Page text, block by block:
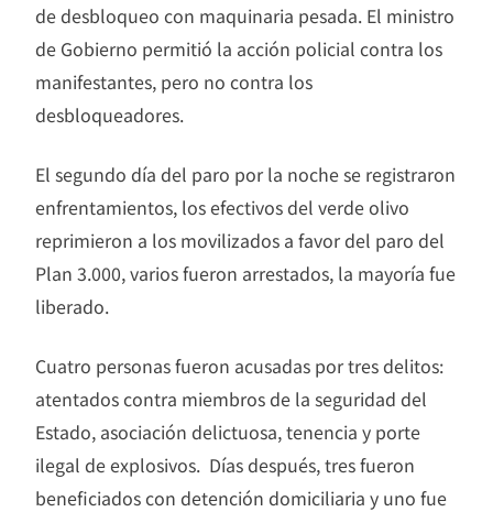
de desbloqueo con maquinaria pesada. El ministro
de Gobierno permitió la acción policial contra los
manifestantes, pero no contra los
desbloqueadores.
El segundo día del paro por la noche se registraron
enfrentamientos, los efectivos del verde olivo
reprimieron a los movilizados a favor del paro del
Plan 3.000, varios fueron arrestados, la mayoría fue
liberado.
Cuatro personas fueron acusadas por tres delitos:
atentados contra miembros de la seguridad del
Estado, asociación delictuosa, tenencia y porte
ilegal de explosivos. Días después, tres fueron
beneficiados con detención domiciliaria y uno fue